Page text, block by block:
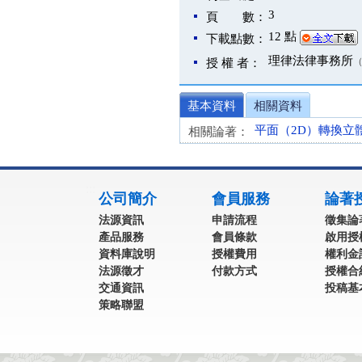
頁 數： 3
下載點數： 12 點
授 權 者： 理律法律事務所 （
基本資料
相關資料
相關論著：
平面（2D）轉換立
公司簡介
法源資訊
產品服務
資料庫說明
法源徵才
交通資訊
策略聯盟
會員服務
申請流程
會員條款
授權費用
付款方式
論著
徵集論
啟用授
權利金
授權合
投稿基